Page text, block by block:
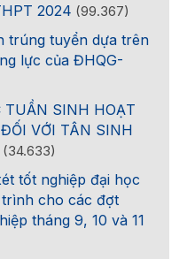
2024 (99.367)
trúng tuyển dựa trên
lực của ĐHQG-
TUẦN SINH HOẠT
VỚI TÂN SINH
(34.633)
tốt nghiệp đại học
cho các đợt
tháng 9, 10 và 11